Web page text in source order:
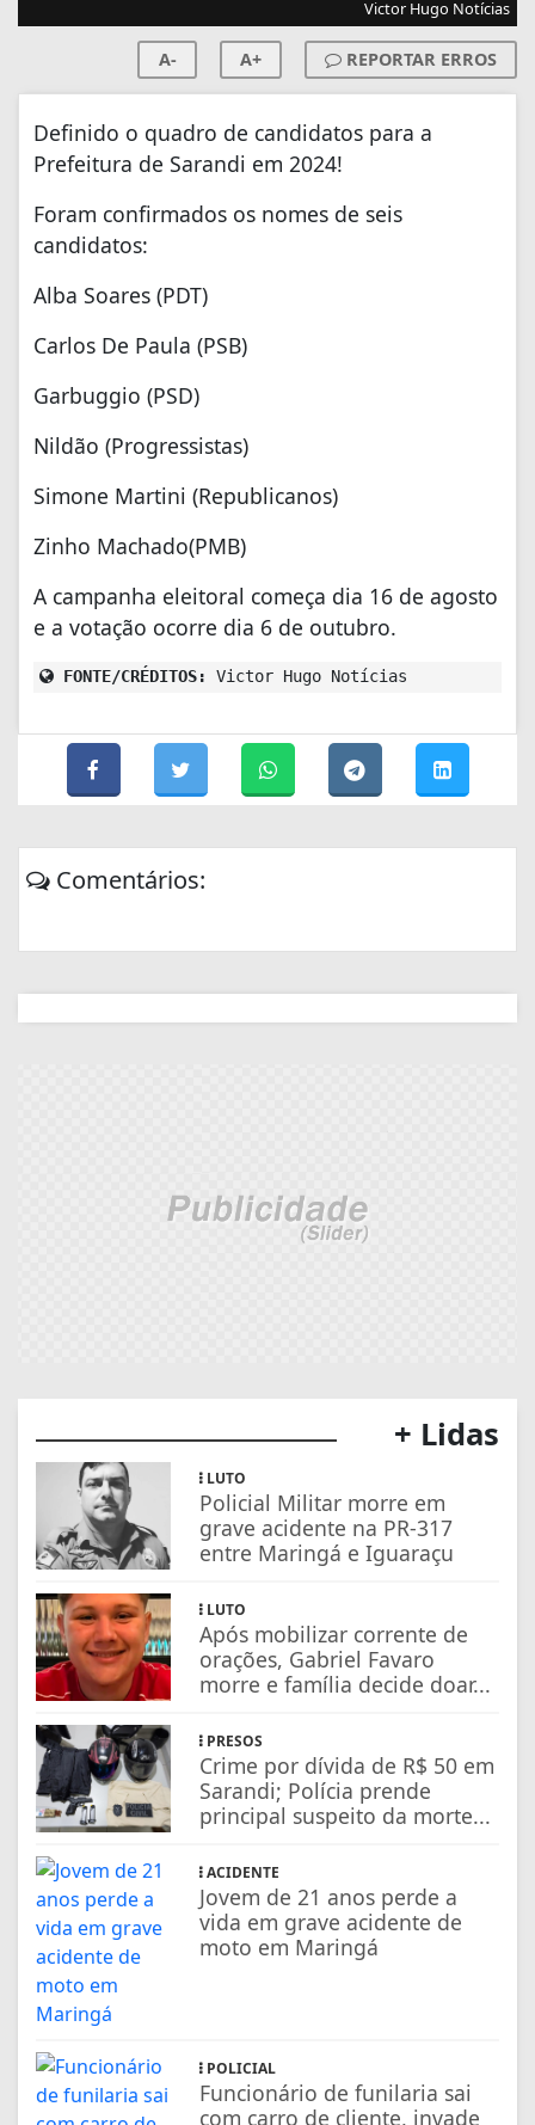
Victor Hugo Notícias
A- A+ REPORTAR ERROS
Definido o quadro de candidatos para a
Prefeitura de Sarandi em 2024!
Foram confirmados os nomes de seis
candidatos:
Alba Soares (PDT)
Carlos De Paula (PSB)
Garbuggio (PSD)
Nildão (Progressistas)
Simone Martini (Republicanos)
Zinho Machado(PMB)
A campanha eleitoral começa dia 16 de agosto
e a votação ocorre dia 6 de outubro.
FONTE/CRÉDITOS: Victor Hugo Notícias
Comentários:
+ Lidas
LUTO
Policial Militar morre em
grave acidente na PR-317
entre Maringá e Iguaraçu
LUTO
Após mobilizar corrente de
orações, Gabriel Favaro
morre e família decide doar...
PRESOS
Crime por dívida de R$ 50 em
Sarandi; Polícia prende
principal suspeito da morte...
ACIDENTE
Jovem de 21 anos perde a
vida em grave acidente de
moto em Maringá
POLICIAL
Funcionário de funilaria sai
com carro de cliente, invade